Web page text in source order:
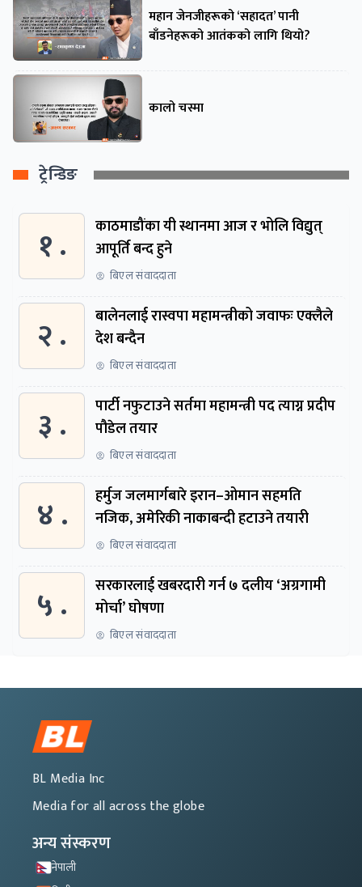
महान जेनजीहरूको ‘सहादत’ पानी
बाँडनेहरूको आतंकको लागि थियो?
कालो चस्मा
ट्रेन्डिङ
१ .
काठमाडौंका यी स्थानमा आज र भोलि विद्युत्
आपूर्ति बन्द हुने
बिएल संवाददाता
२ .
बालेनलाई रास्वपा महामन्त्रीको जवाफः एक्लैले
देश बन्दैन
बिएल संवाददाता
३ .
पार्टी नफुटाउने सर्तमा महामन्त्री पद त्याग्न प्रदीप
पौडेल तयार
बिएल संवाददाता
४ .
हर्मुज जलमार्गबारे इरान–ओमान सहमति
नजिक, अमेरिकी नाकाबन्दी हटाउने तयारी
बिएल संवाददाता
५ .
सरकारलाई खबरदारी गर्न ७ दलीय ‘अग्रगामी
मोर्चा’ घोषणा
बिएल संवाददाता
BL Media Inc
Media for all across the globe
अन्य संस्करण
नेपाली